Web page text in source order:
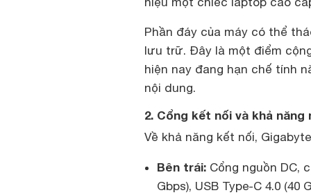
Phần đáy của máy có thể
lưu trữ. Đây là một điểm
hiện nay đang hạn chế tính
nội dung.
2. Cổng kết nối và khả
Về khả năng kết nối,
Bên trái: Cổng nguồn DC,
Gbps), USB Type-C 4.0 (40